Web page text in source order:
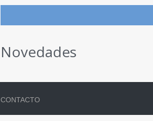
Novedades
CONTACTO